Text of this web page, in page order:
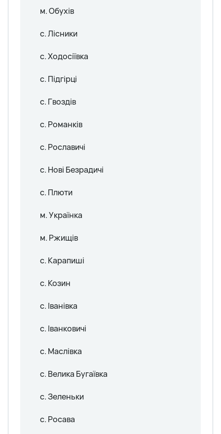
м. Обухів
с. Лісники
с. Ходосіївка
с. Підгірці
с. Гвоздів
с. Романків
с. Рославичі
с. Нові Безрадичі
с. Плюти
м. Українка
м. Ржищів
с. Карапиші
с. Козин
с. Іванівка
с. Іванковичі
с. Маслівка
с. Велика Бугаївка
с. Зеленьки
с. Росава